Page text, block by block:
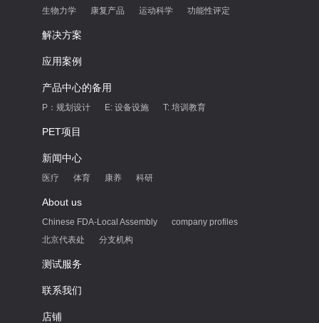
生物力学 康复产品 运动科学 功能性评定
解决方案
应用案例
产品中心的备用
P：规划设计 E: 设备设施 T: 培训教育
PET项目
新闻中心
医疗 体育 康养 科研
About us
Chinese FDA-Local Assembly
company profiles
北京代表处
分支机构
测试服务
联系我们
店铺